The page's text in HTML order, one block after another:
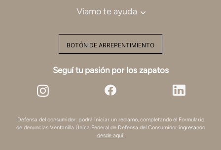
Viamo te ayuda
BOTÓN DE ARREPENTIMIENTO
Seguí tu pasión por los zapatos
Defensa del consumidor: podrá iniciar un reclamo, completando el Formulario
de denuncias Ventanilla Única Federal de Defensa del Consumidor ingresando
desde aquí.